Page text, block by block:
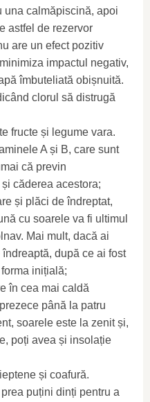
una calmăpiscină, apoi
astfel de rezervor
are un efect pozitiv
impactul negativ,
îmbuteliată obișnuită.
clorul să distrugă
fructe și legume vara.
A și B, care sunt
că previn
căderea acestora;
și plăci de îndreptat,
cu soarele va fi ultimul
Mai mult, dacă ai
după ce ai fost
inițială;
în cea mai caldă
până la patru
soarele este la zenit și,
poți avea și insolație
și coafură.
puțini dinți pentru a